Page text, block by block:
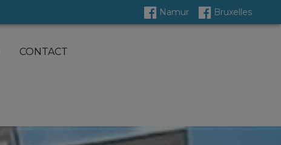
Namur Bruxelles
CONTACT